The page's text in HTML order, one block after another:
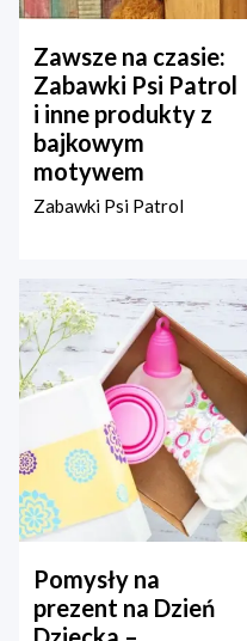
Zawsze na czasie:
Zabawki Psi Patrol
i inne produkty z
bajkowym
motywem
Zabawki Psi Patrol
Pomysły na
prezent na Dzień